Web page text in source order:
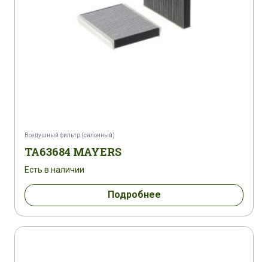
Воздушный фильтр (салонный)
TA63684 MAYERS
Есть в наличии
Подробнее